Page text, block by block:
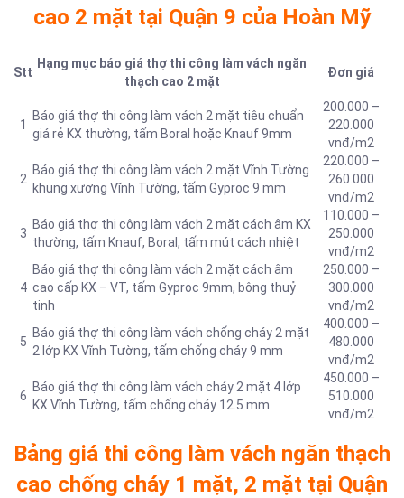
cao 2 mặt tại Quận 9 của Hoàn Mỹ
Stt
Hạng mục báo giá thợ thi công làm vách ngăn
thạch cao 2 mặt
Đơn giá
1
Báo giá thợ thi công làm vách 2 mặt tiêu chuẩn
giá rẻ KX thường, tấm Boral hoặc Knauf 9mm
200.000 –
220.000
vnđ/m2
2
Báo giá thợ thi công làm vách 2 mặt Vĩnh Tường
khung xương Vĩnh Tường, tấm Gyproc 9 mm
220.000 –
260.000
vnđ/m2
3
Báo giá thợ thi công làm vách 2 mặt cách âm KX
thường, tấm Knauf, Boral, tấm mút cách nhiệt
110.000 –
250.000
vnđ/m2
4
Báo giá thợ thi công làm vách 2 mặt cách âm
cao cấp KX – VT, tấm Gyproc 9mm, bông thuỷ
tinh
250.000 –
300.000
vnđ/m2
5
Báo giá thợ thi công làm vách chống cháy 2 mặt
2 lớp KX Vĩnh Tường, tấm chống cháy 9 mm
400.000 –
480.000
vnđ/m2
6
Báo giá thợ thi công làm vách cháy 2 mặt 4 lớp
KX Vĩnh Tường, tấm chống cháy 12.5 mm
450.000 –
510.000
vnđ/m2
Bảng giá thi công làm vách ngăn thạch
cao chống cháy 1 mặt, 2 mặt tại Quận